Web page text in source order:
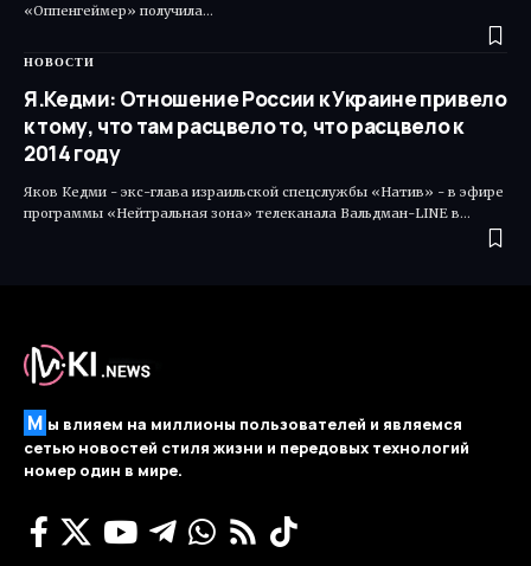
«Оппенгеймер» получила…
НОВОСТИ
Я.Кедми: Отношение России к Украине привело
к тому, что там расцвело то, что расцвело к
2014 году
Яков Кедми - экс-глава израильской спецслужбы «Натив» - в эфире
программы «Нейтральная зона» телеканала Вальдман-LINE в…
М ы влияем на миллионы пользователей и являемся
сетью новостей стиля жизни и передовых технологий
номер один в мире.